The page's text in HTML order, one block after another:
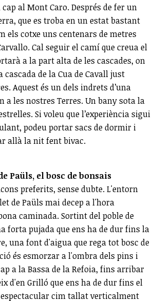
al Mont Caro. Després de fer un
que es troba en un estat bastant
els cotxe uns centenars de metres
Cal seguir el camí que creua el
a la part alta de les cascades, on
de la Cua de Cavall just
Aquest és un dels indrets d’una
a les nostres Terres. Un bany sota la
Si voleu que l’experiència sigui
podeu portar sacs de dormir i
allà la nit fent bivac.
Paüls, el bosc de bonsais
preferits, sense dubte. L'entorn
de Paüls mai decep a l'hora
caminada. Sortint del poble de
forta pujada que ens ha de dur fins la
una font d'aigua que rega tot bosc de
és esmorzar a l'ombra dels pins i
a la Bassa de la Refoia, fins arribar
d'en Grilló que ens ha de dur fins el
cim tallat verticalment